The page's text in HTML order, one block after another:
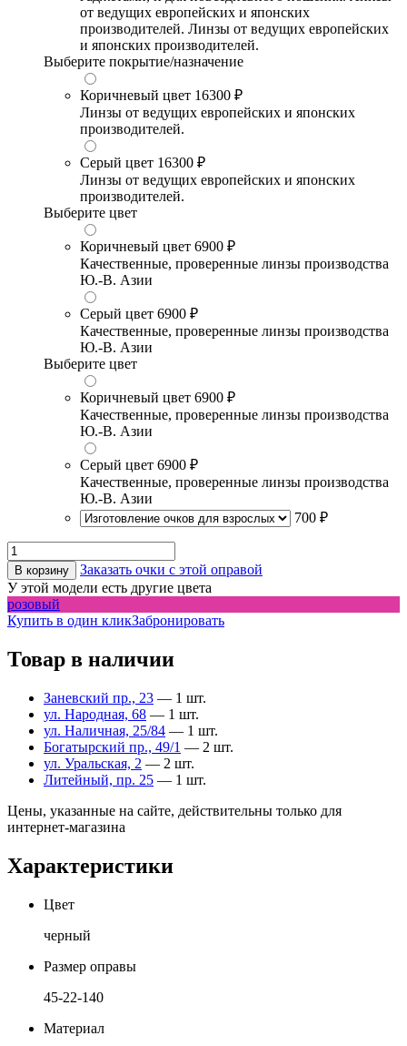
от ведущих европейских и японских
производителей. Линзы от ведущих европейских
и японских производителей.
Выберите покрытие/назначение
Коричневый цвет 16300 ₽
Линзы от ведущих европейских и японских
производителей.
Серый цвет 16300 ₽
Линзы от ведущих европейских и японских
производителей.
Выберите цвет
Коричневый цвет 6900 ₽
Качественные, проверенные линзы производства
Ю.-В. Азии
Серый цвет 6900 ₽
Качественные, проверенные линзы производства
Ю.-В. Азии
Выберите цвет
Коричневый цвет 6900 ₽
Качественные, проверенные линзы производства
Ю.-В. Азии
Серый цвет 6900 ₽
Качественные, проверенные линзы производства
Ю.-В. Азии
700 ₽
В корзину
Заказать очки с этой оправой
У этой модели есть другие цвета
розовый
Купить в один кликЗабронировать
Товар в наличии
Заневский пр., 23 — 1 шт.
ул. Народная, 68 — 1 шт.
ул. Наличная, 25/84 — 1 шт.
Богатырский пр., 49/1 — 2 шт.
ул. Уральская, 2 — 2 шт.
Литейный, пр. 25 — 1 шт.
Цены, указанные на сайте, действительны только для
интернет-магазина
Характеристики
Цвет
черный
Размер оправы
45-22-140
Материал